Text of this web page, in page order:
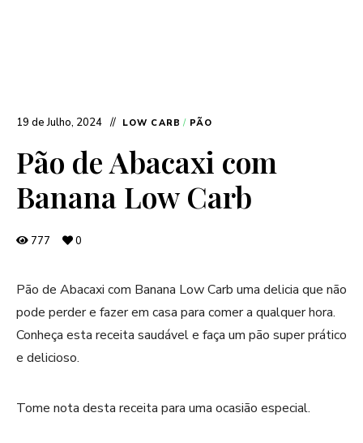
19 de Julho, 2024 LOW CARB / PÃO
Pão de Abacaxi com
Banana Low Carb
777 0
Pão de Abacaxi com Banana Low Carb uma delicia que não
pode perder e fazer em casa para comer a qualquer hora.
Conheça esta receita saudável e faça um pão super prático
e delicioso.
Tome nota desta receita para uma ocasião especial.